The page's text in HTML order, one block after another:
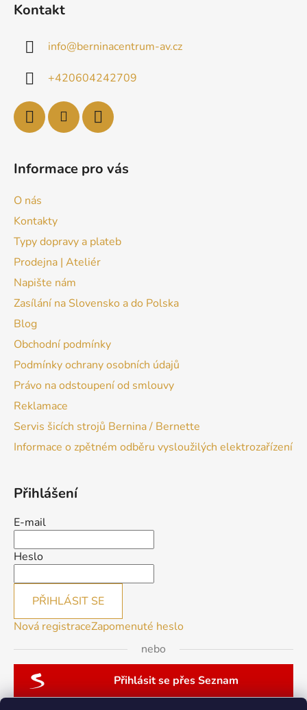
Kontakt
info@berninacentrum-av.cz
+420604242709
Informace pro vás
O nás
Kontakty
Typy dopravy a plateb
Prodejna | Ateliér
Napište nám
Zasílání na Slovensko a do Polska
Blog
Obchodní podmínky
Podmínky ochrany osobních údajů
Právo na odstoupení od smlouvy
Reklamace
Servis šicích strojů Bernina / Bernette
Informace o zpětném odběru vysloužilých elektrozařízení
Přihlášení
E-mail
Heslo
PŘIHLÁSIT SE
Nová registraceZapomenuté heslo
nebo
Přihlásit se přes Seznam